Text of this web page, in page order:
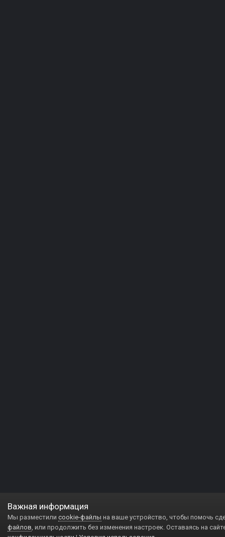
Важная информация
Мы разместили cookie-файлы на ваше устройство, чтобы помочь
файлов, или продолжить без изменения настроек. Оставаясь на